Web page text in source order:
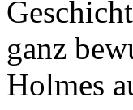
ganz
Holmes